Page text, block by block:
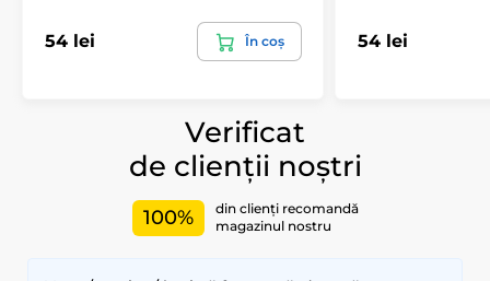
54 lei În coș 54 lei
Verificat
de clienții noștri
100%
din clienți recomandă
magazinul nostru